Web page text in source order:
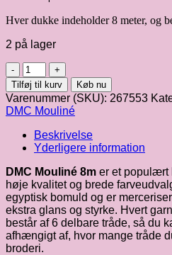
Hver dukke indeholder 8 meter, og
2 på lager
DMC
mouliné
8m
fv.
3346
antal
Tilføj til kurv Køb nu
Varenummer (SKU): 267553
DMC Mouliné
Beskrivelse
Yderligere information
DMC Mouliné 8m er et populært
høje kvalitet og brede
egyptisk bomuld og er
ekstra glans og styrke. Hvert
består af 6 delbare tråde, så du
afhængigt af, hvor mange tråde
broderi.